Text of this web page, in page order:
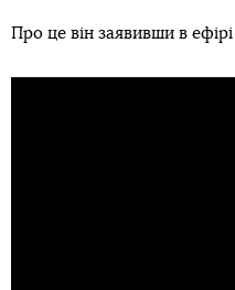
Про це він заявивши в